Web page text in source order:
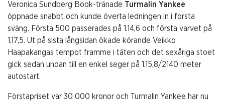
Veronica Sundberg Book-tränade Turmalin Yankee
öppnade snabbt och kunde överta ledningen in i första
sväng. Första 500 passerades på 1.14,6 och första varvet på
1.17,5. Ut på sista långsidan ökade körande Veikko
Haapakangas tempot framme i täten och det sexåriga stoet
gick sedan undan till en enkel seger på 1.15,8/2140 meter
autostart.
Förstapriset var 30 000 kronor och Turmalin Yankee har nu